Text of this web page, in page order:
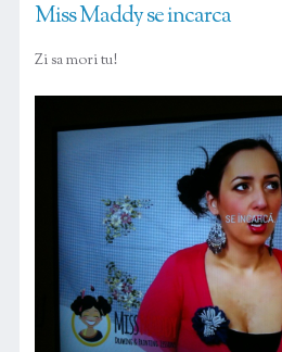
Miss Maddy se incarca
Zi sa mori tu!